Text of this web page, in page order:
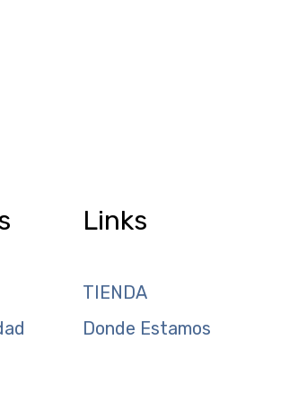
Links
TIENDA
Donde Estamos